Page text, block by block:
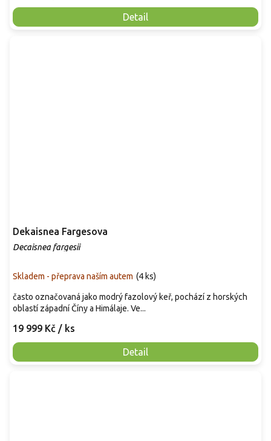
Detail
Dekaisnea Fargesova
Decaisnea fargesii
Skladem - přeprava naším autem (4 ks)
19 999 Kč / ks
Detail
často označovaná jako modrý fazolový keř, pochází z horských
oblastí západní Číny a Himálaje. Ve...